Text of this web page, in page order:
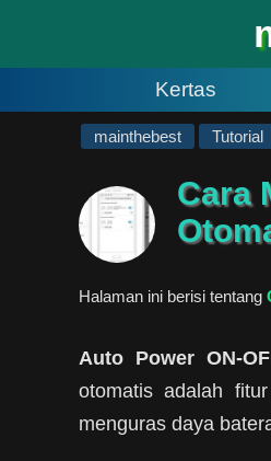
Kertas
mainthebest Tutorial
Cara
Halaman ini berisi tentang
Auto Power ON-
otomatis adalah
menguras daya